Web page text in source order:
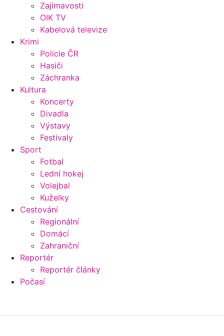
Zajímavosti
OIK TV
Kabelová televize
Krimi
Policie ČR
Hasiči
Záchranka
Kultura
Koncerty
Divadla
Výstavy
Festivaly
Sport
Fotbal
Lední hokej
Volejbal
Kuželky
Cestování
Regionální
Domácí
Zahraniční
Reportér
Reportér články
Počasí